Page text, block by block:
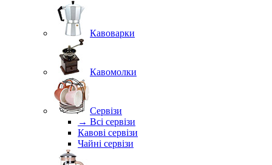
Кавоварки
Кавомолки
Сервізи
→ Всі сервізи
Кавові сервізи
Чайні сервізи